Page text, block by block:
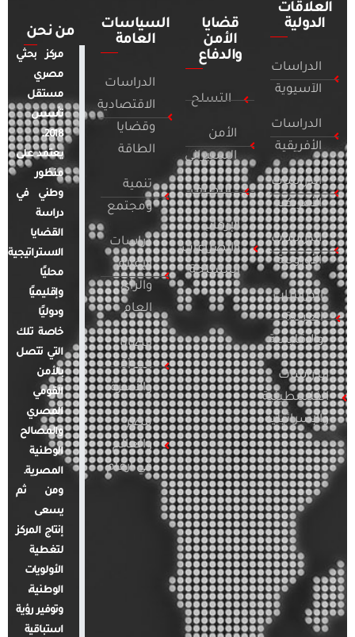
العلاقات
الدولية
الدراسات
الآسيوية
الدراسات
الأفريقية
الدراسات
الأمريكية
الدراسات
الأوروبية
الدراسات
العربية
والإقليمية
الدراسات
الفلسطينية
والإسرائيلية
قضايا
الأمن
والدفاع
التسلح
الأمن
السيبراني
التطرف
الإرهاب
والصراعات
المسلحة
السياسات
العامة
الدراسات
الاقتصادية
وقضايا
الطاقة
تنمية
ومجتمع
دراسات
الإعلام
والرأي
العام
قضايا
المرأة
والأسرة
مصر
والعالم
في أرقام
من نحن
مركز بحثي
مصري
مستقل
تأسس
2018.
يعتمد على
منظور
وطني في
دراسة
القضايا
الاستراتيجية
محليًا
وإقليميًا
ودوليًا
خاصة تلك
التي تتصل
بالأمن
القومي
المصري
والمصالح
الوطنية
المصرية.
ومن ثم
يسعى
إنتاج المركز
لتغطية
الأولويات
الوطنية،
وتوفير رؤية
استباقية